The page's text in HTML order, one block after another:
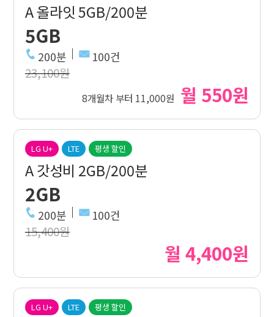
A 올라잇 5GB/200분
5GB
200분 100건
23,100원
8개월차 부터 11,000원 월 550원
LG U+ LTE 평생 할인
A 갓성비 2GB/200분
2GB
200분 100건
15,400원
월 4,400원
LG U+ LTE 평생 할인